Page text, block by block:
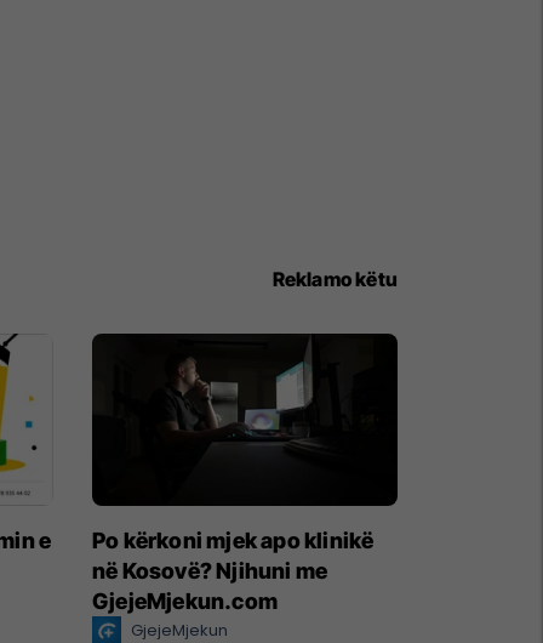
Reklamo këtu
e
Po kërkoni mjek apo klinikë
në Kosovë? Njihuni me
GjejeMjekun.com
GjejeMjekun